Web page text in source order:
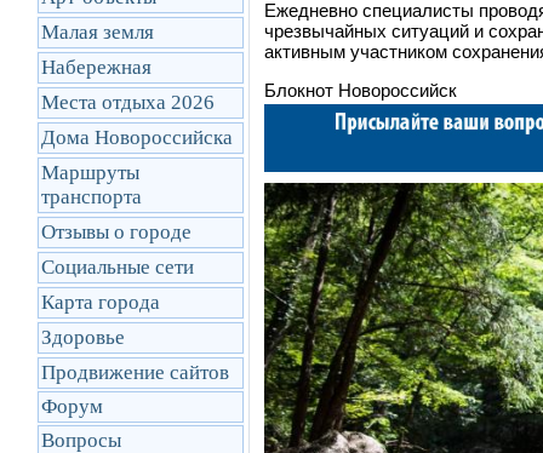
Малая земля
Набережная
Места отдыха 2026
Дома Новороссийска
Маршруты
транcпорта
Отзывы о городе
Социальные сети
Карта города
Здоровье
Продвижение сайтов
Форум
Вопросы
Ежедневно специалисты
чрезвычайных ситуаций и
активным участником
Блокнот Новороссийск